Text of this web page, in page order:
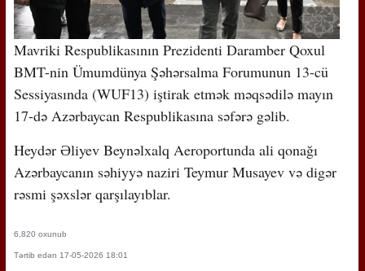
Mavriki Respublikasının Prezidenti Daramber Qoxul
BMT-nin Ümumdünya Şəhərsalma Forumunun 13-cü
Sessiyasında (WUF13) iştirak etmək məqsədilə mayın
17-də Azərbaycan Respublikasına səfərə gəlib.
Heydər Əliyev Beynəlxalq Aeroportunda ali qonağı
Azərbaycanın səhiyyə naziri Teymur Musayev və digər
rəsmi şəxslər qarşılayıblar.
6,820 oxunub
Tərtib edən 17-05-2026 18:01